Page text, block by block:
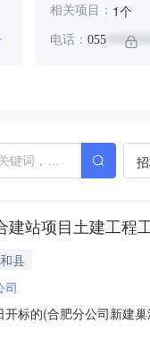
相关项目： 1个
电话： 055
站项目土建工程
县
司
标的(合肥分公司新建
皖商建设有限公司投